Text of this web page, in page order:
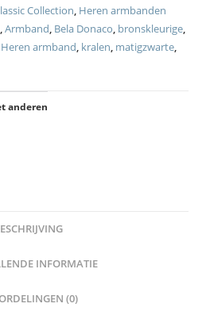
Collection, Heren armbanden
,Armband, Bela Donaco, bronskleurige,
Heren armband, kralen, matigzwarte,
anderen
INFORMATIE
(0)